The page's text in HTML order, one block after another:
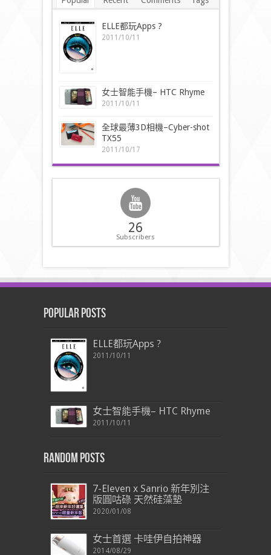
ELLE都玩Apps ?
2011/10/11
女士智能手機– HTC Rhyme
2011/10/11
全球最薄3D相機–Cyber-shot
TX55
2011/10/17
26
Subscribers
Popular Posts
ELLE都玩Apps ?
2011/10/11
女士智能手機– HTC Rhyme
2011/10/11
Random Posts
7-Eleven x Sanrio 新年別注
版圓咕碌 天然硅藻墊
2020/01/08
女士首選 卡哇伊自拍神器
2014/08/29